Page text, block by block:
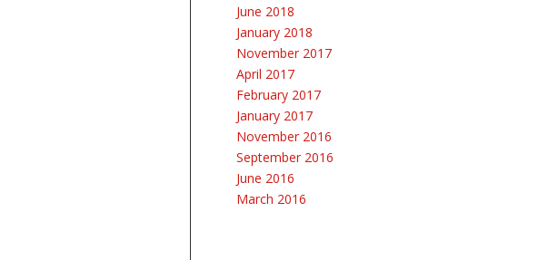
June 2018
January 2018
November 2017
April 2017
February 2017
January 2017
November 2016
September 2016
June 2016
March 2016